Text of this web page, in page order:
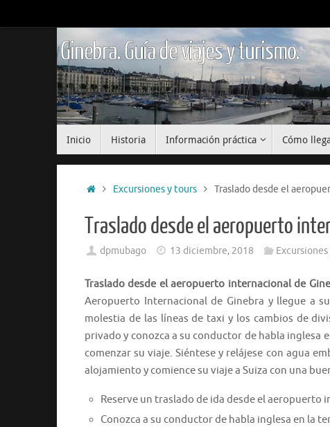
al
Ginebra. Guía de viajes y turismo.
Inicio Historia Información práctica Cómo
InicioExcursiones y tours Traslado desde el
Traslado desde el aeropuerto
dpmubago 13 diciembre, 2018
Traslado desde el aeropuerto internacional de
Aeropuerto Internacional de Ginebra y llegue a
molestia de las líneas de taxi y los cambios de
privado y conozca a su conductor de habla inglesa
comenzar su viaje. Siéntese y relájese con agua
alojamiento y comience su viaje a Suiza con una
Reserve un traslado de ida desde el aeropuerto
Conozca a su conductor de habla inglesa en la